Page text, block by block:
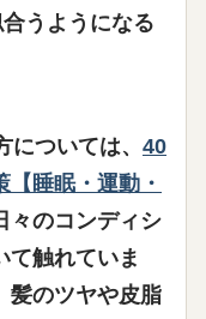
うようになる
ついては、 40
睡眠・運動・
々のコンディシ
て触れていま
髪のツヤや皮脂